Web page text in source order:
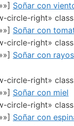
Soñar con
circle-right»
Soñar con
circle-right»
Soñar con rayos
circle-right»
Soñar con miel
circle-right»
Soñar con